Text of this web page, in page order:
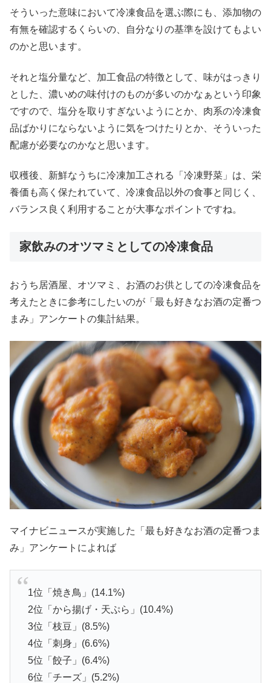
そういった意味において冷凍食品を選ぶ際にも、添加物の
有無を確認するくらいの、自分なりの基準を設けてもよい
のかと思います。
それと塩分量など、加工食品の特徴として、味がはっきり
とした、濃いめの味付けのものが多いのかなぁという印象
ですので、塩分を取りすぎないようにとか、肉系の冷凍食
品ばかりにならないように気をつけたりとか、そういった
配慮が必要なのかなと思います。
収穫後、新鮮なうちに冷凍加工される「冷凍野菜」は、栄
養価も高く保たれていて、冷凍食品以外の食事と同じく、
バランス良く利用することが大事なポイントですね。
家飲みのオツマミとしての冷凍食品
おうち居酒屋、オツマミ、お酒のお供としての冷凍食品を
考えたときに参考にしたいのが「最も好きなお酒の定番つ
まみ」アンケートの集計結果。
マイナビニュースが実施した「最も好きなお酒の定番つま
み」アンケートによれば
1位「焼き鳥」(14.1%)
2位「から揚げ・天ぷら」(10.4%)
3位「枝豆」(8.5%)
4位「刺身」(6.6%)
5位「餃子」(6.4%)
6位「チーズ」(5.2%)